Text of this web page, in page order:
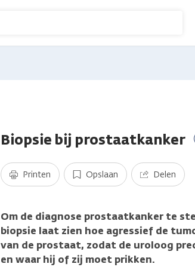
Biopsie bij prostaatkanker
Printen Opslaan Delen
Om de diagnose prostaatkanker te
biopsie laat zien hoe agressief de
van de prostaat, zodat de uroloog
en waar hij of zij moet prikken.